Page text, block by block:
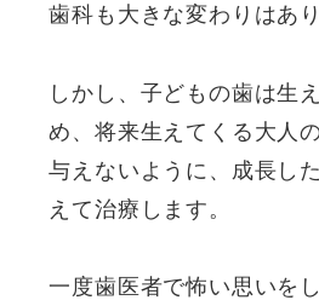
歯科も大きな変わりはあ
しかし、子どもの歯は生
め、将来生えてくる大人
与えないように、成長し
えて治療します。
一度歯医者で怖い思いを